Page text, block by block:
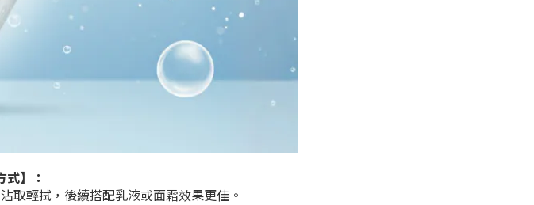
式】：
取輕拭，後續搭配乳液或面霜效果更佳。